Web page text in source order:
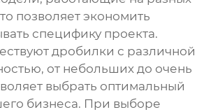
позволяет экономить
специфику проекта.
дробилки с различной
от небольших до очень
выбрать оптимальный
бизнеса. При выборе